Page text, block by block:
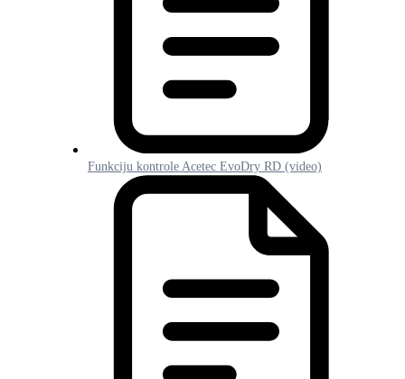
Funkciju kontrole Acetec EvoDry RD (video)